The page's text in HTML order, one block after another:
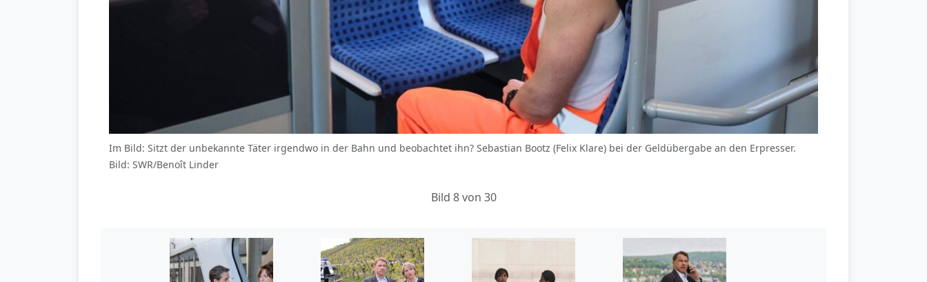
Im Bild: Sitzt der unbekannte Täter irgendwo in der Bahn und beobachtet ihn? Sebastian Bootz (Felix Klare) bei der Geldübergabe an den Erpresser.
Bild: SWR/Benoît Linder
Bild 8 von 30